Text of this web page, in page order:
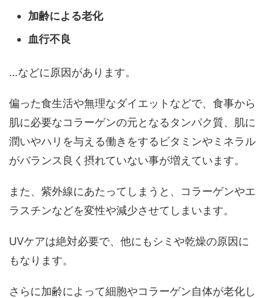
加齢による老化
血行不良
…などに原因があります。
偏った食生活や無理なダイエットなどで、食事から
肌に必要なコラーゲンの元となるタンパク質、肌に
潤いやハリを与える働きをするビタミンやミネラル
がバランス良く摂れていない事が増えています。
また、紫外線にあたってしまうと、コラーゲンやエ
ラスチンなどを変性や減少させてしまいます。
UVケアは絶対必要で、他にもシミや乾燥の原因に
もなります。
さらに加齢によって細胞やコラーゲン自体が老化し